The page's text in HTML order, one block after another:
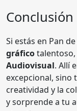
Conclusión
Si estás en Pan
gráfico
Audiovisual. Allí
excepcional, sino
creatividad y la
y sorprende a tu